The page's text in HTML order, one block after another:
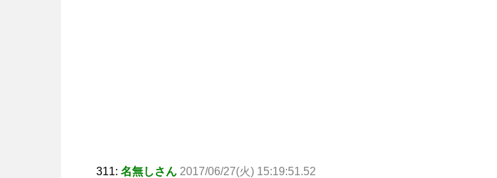
311: 名無しさん 2017/06/27(火) 15:19:51.52